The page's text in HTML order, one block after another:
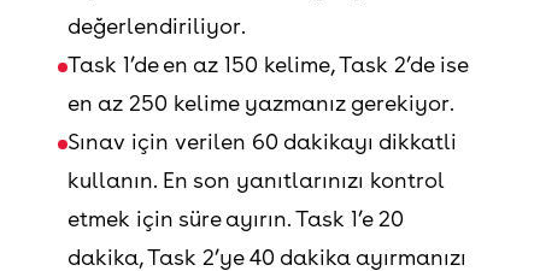
değerlendiriliyor.
Task 1’de en az 150 kelime, Task 2’de ise
en az 250 kelime yazmanız gerekiyor.
Sınav için verilen 60 dakikayı dikkatli
kullanın. En son yanıtlarınızı kontrol
etmek için süre ayırın. Task 1’e 20
dakika, Task 2’ye 40 dakika ayırmanızı